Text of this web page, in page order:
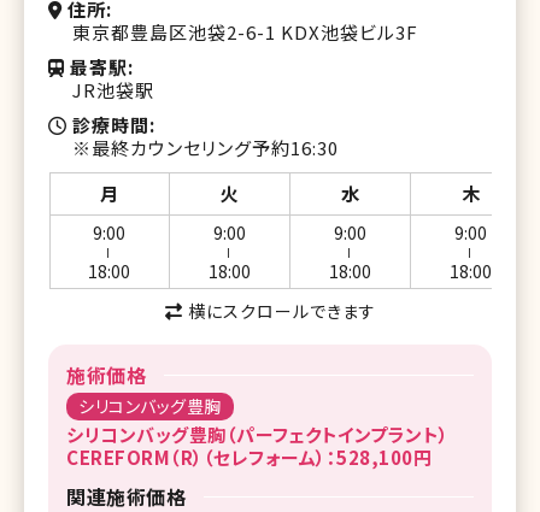
住所
東京都豊島区池袋2-6-1 KDX池袋ビル3F
最寄駅
JR池袋駅
診療時間
※最終カウンセリング予約16:30
月
火 水 木
9:00
18:00
9:00
18:00
9:00
18:00
9:00
18:00
横にスクロールできます
施術価格
シリコンバッグ豊胸
シリコンバッグ豊胸（パーフェクトインプラント）
CEREFORM（R）（セレフォーム）：528,100円
関連施術価格